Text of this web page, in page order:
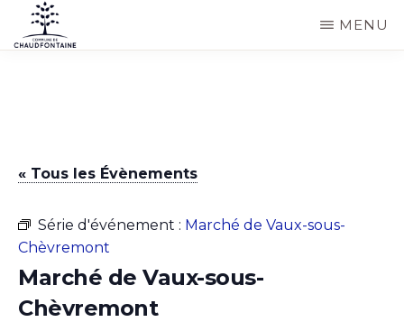
Passer
au
commune
Chaudfontaine
MENU
« Tous les Évènements
Série d'événement : Marché de Vaux-sous-
Chèvremont
Marché de Vaux-sous-
Chèvremont